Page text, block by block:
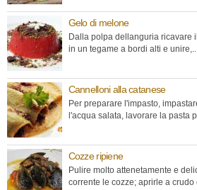
Gelo di melone
Dalla polpa dellanguria
in un tegame a bordi alti e unire,...
Cannelloni alla catanese
Per preparare l'impasto,
l'acqua salata, lavorare la pasta
Cozze ripiene
Pulire molto attenetamente e
corrente le cozze; aprirle a crudo